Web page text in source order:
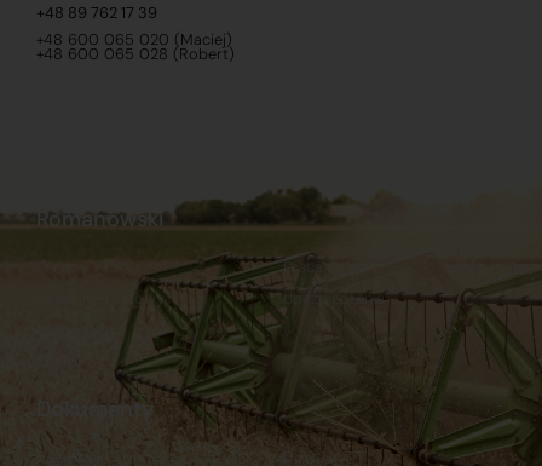
+48 89 762 17 39
+48 600 065 020 (Maciej)
+48 600 065 028 (Robert)
Dokumenty
Regulamin Dostawy
Romanowski
Sklep internetowy
Praca
Ubezpieczenia